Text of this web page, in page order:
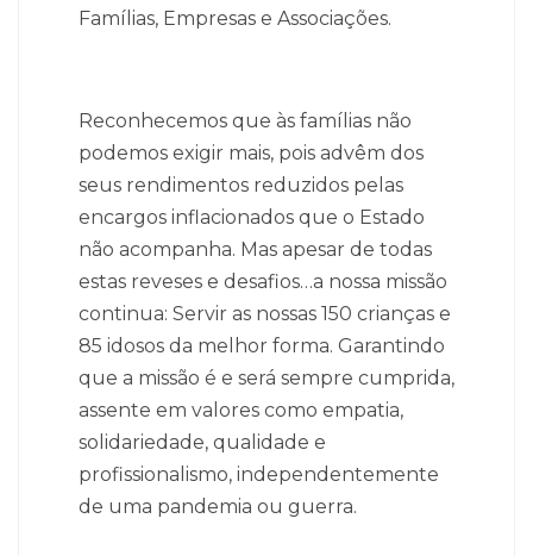
Famílias, Empresas e Associações.
Reconhecemos que às famílias não
podemos exigir mais, pois advêm dos
seus rendimentos reduzidos pelas
encargos inflacionados que o Estado
não acompanha. Mas apesar de todas
estas reveses e desafios…a nossa missão
continua: Servir as nossas 150 crianças e
85 idosos da melhor forma. Garantindo
que a missão é e será sempre cumprida,
assente em valores como empatia,
solidariedade, qualidade e
profissionalismo, independentemente
de uma pandemia ou guerra.